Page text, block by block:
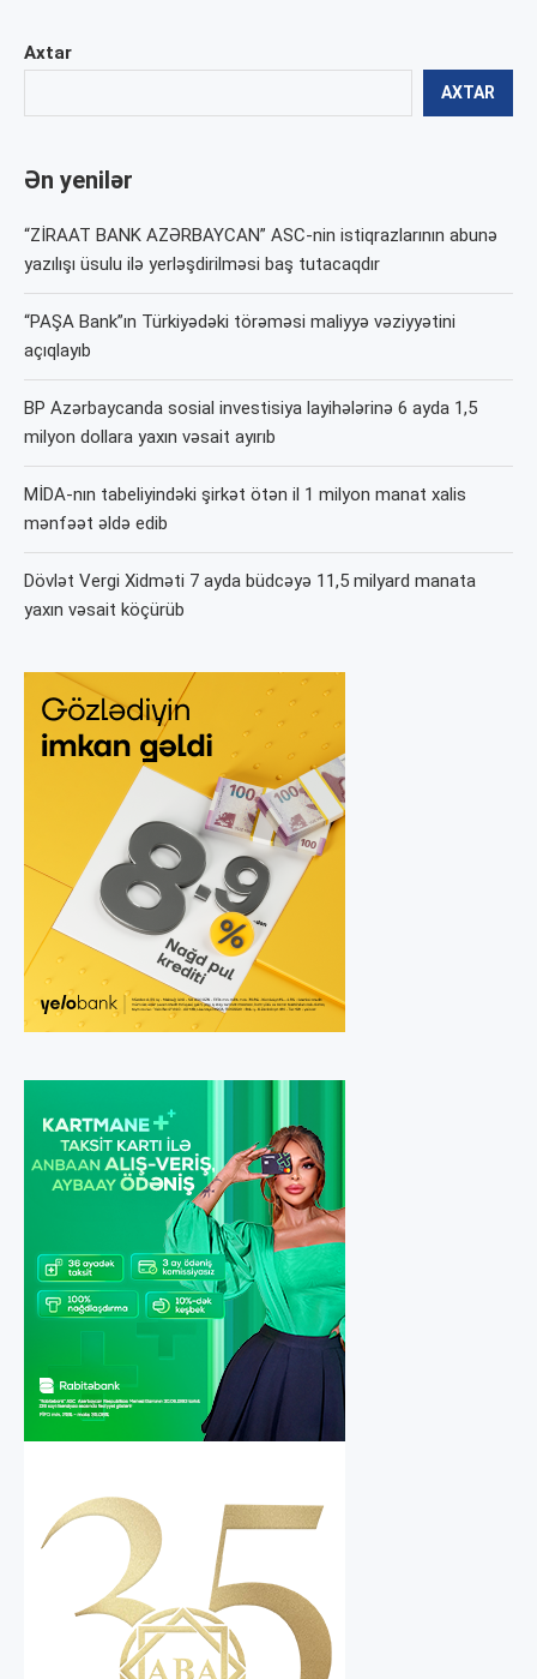
Axtar
AXTAR
Ən yenilər
“ZİRAAT BANK AZƏRBAYCAN” ASC-nin istiqrazlarının abunə
yazılışı üsulu ilə yerləşdirilməsi baş tutacaqdır
“PAŞA Bank”ın Türkiyədəki törəməsi maliyyə vəziyyətini
açıqlayıb
BP Azərbaycanda sosial investisiya layihələrinə 6 ayda 1,5
milyon dollara yaxın vəsait ayırıb
MİDA-nın tabeliyindəki şirkət ötən il 1 milyon manat xalis
mənfəət əldə edib
Dövlət Vergi Xidməti 7 ayda büdcəyə 11,5 milyard manata
yaxın vəsait köçürüb